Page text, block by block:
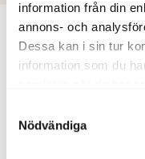
information från din
annons- och
Dessa kan i sin tur
information som du
Nödvändiga
Har